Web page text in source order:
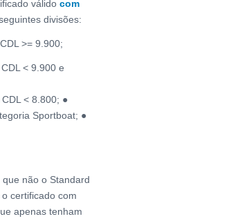
válido com
divisões:
>= 9.900;
< 9.900 e
< 8.800; ●
Sportboat; ●
não o Standard
certificado com
apenas tenham